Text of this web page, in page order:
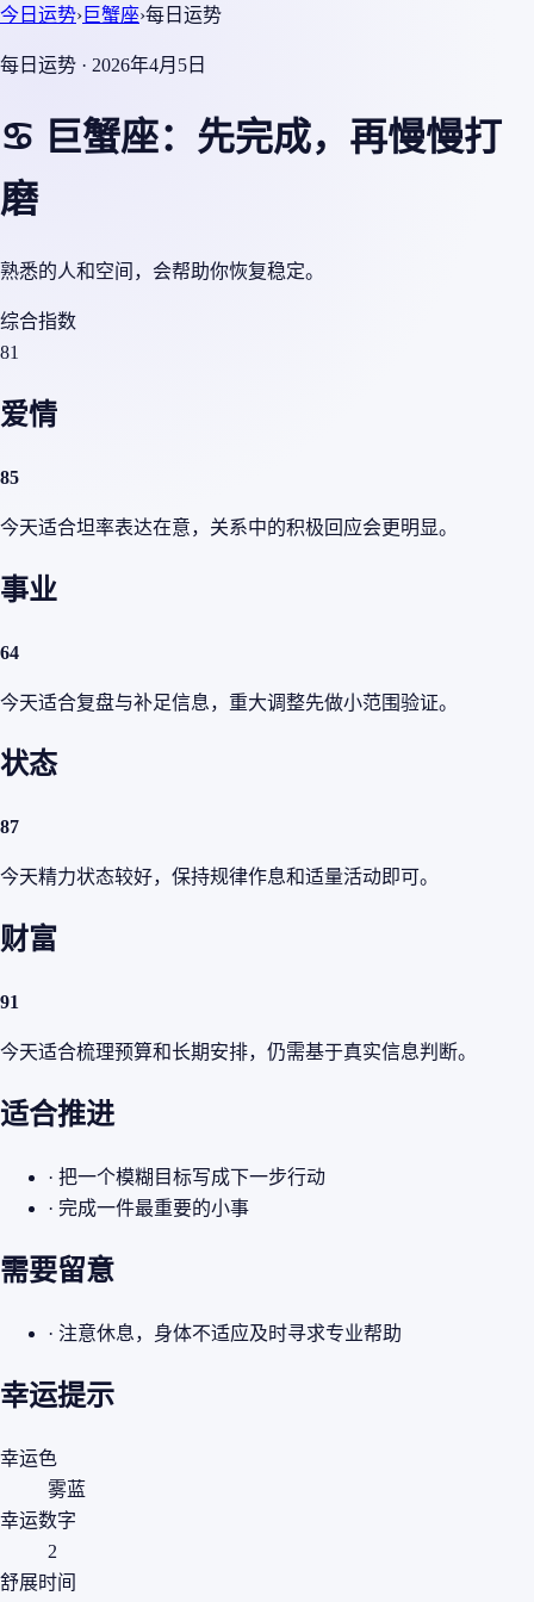
今日运势›巨蟹座›每日运势
每日运势 · 2026年4月5日
♋ 巨蟹座：先完成，再慢慢打
磨
熟悉的人和空间，会帮助你恢复稳定。
综合指数
81
爱情
85
今天适合坦率表达在意，关系中的积极回应会更明显。
事业
64
今天适合复盘与补足信息，重大调整先做小范围验证。
状态
87
今天精力状态较好，保持规律作息和适量活动即可。
财富
91
今天适合梳理预算和长期安排，仍需基于真实信息判断。
适合推进
· 把一个模糊目标写成下一步行动
· 完成一件最重要的小事
需要留意
· 注意休息，身体不适应及时寻求专业帮助
幸运提示
幸运色
雾蓝
幸运数字
2
舒展时间